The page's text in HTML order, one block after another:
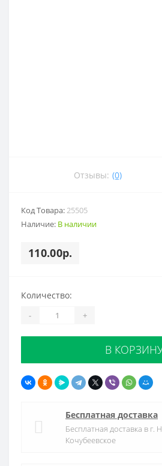
Отзывы: (0)
Код Товара:25505
Наличие: В наличии
110.00р.
Количество:
- +
В
Бесплатная доставка
Бесплатная доставка в г.
Кочубеевское